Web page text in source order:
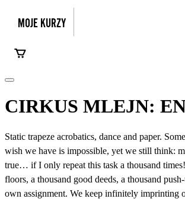
CIRKUS MLEJN:
Static trapeze acrobatics, dance and paper.
wish we have is impossible, yet we still think:
true… if I only repeat this task a thousand
floors, a thousand good deeds, a thousand
own assignment. We keep infinitely imprinting